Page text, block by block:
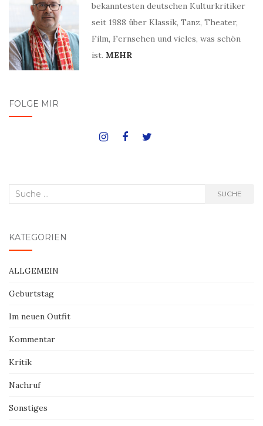
bekanntesten deutschen Kulturkritiker
seit 1988 über Klassik, Tanz, Theater,
Film, Fernsehen und vieles, was schön
ist. MEHR
FOLGE MIR
Suche
SUCHE
KATEGORIEN
ALLGEMEIN
Geburtstag
Im neuen Outfit
Kommentar
Kritik
Nachruf
Sonstiges